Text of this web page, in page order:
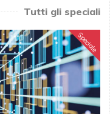
Tutti gli speciali
Speciale